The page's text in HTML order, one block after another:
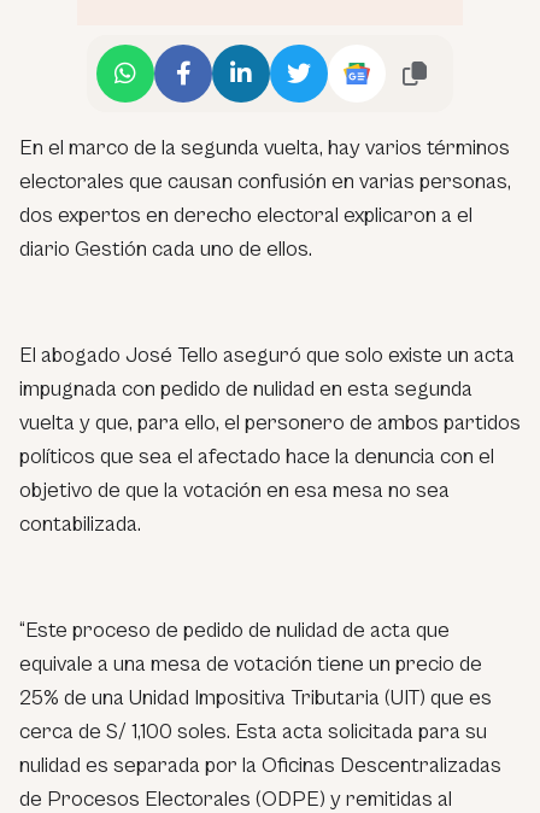
En el marco de la segunda vuelta, hay varios términos
electorales que causan confusión en varias personas,
dos expertos en derecho electoral explicaron a el
diario Gestión cada uno de ellos.
El abogado José Tello aseguró que solo existe un acta
impugnada con pedido de nulidad en esta segunda
vuelta y que, para ello, el personero de ambos partidos
políticos que sea el afectado hace la denuncia con el
objetivo de que la votación en esa mesa no sea
contabilizada.
“Este proceso de pedido de nulidad de acta que
equivale a una mesa de votación tiene un precio de
25% de una Unidad Impositiva Tributaria (UIT) que es
cerca de S/ 1,100 soles. Esta acta solicitada para su
nulidad es separada por la Oficinas Descentralizadas
de Procesos Electorales (ODPE) y remitidas al